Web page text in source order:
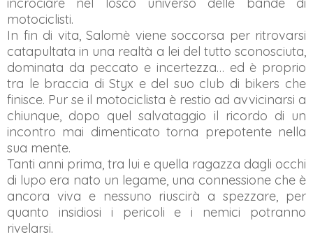
motociclisti.
In fin di vita, Salomè viene soccorsa per ritrovarsi
catapultata in una realtà a lei del tutto sconosciuta,
dominata da peccato e incertezza… ed è proprio
tra le braccia di Styx e del suo club di bikers che
finisce. Pur se il motociclista è restio ad avvicinarsi a
chiunque, dopo quel salvataggio il ricordo di un
incontro mai dimenticato torna prepotente nella
sua mente.
Tanti anni prima, tra lui e quella ragazza dagli occhi
di lupo era nato un legame, una connessione che è
ancora viva e nessuno riuscirà a spezzare, per
quanto insidiosi i pericoli e i nemici potranno
rivelarsi.